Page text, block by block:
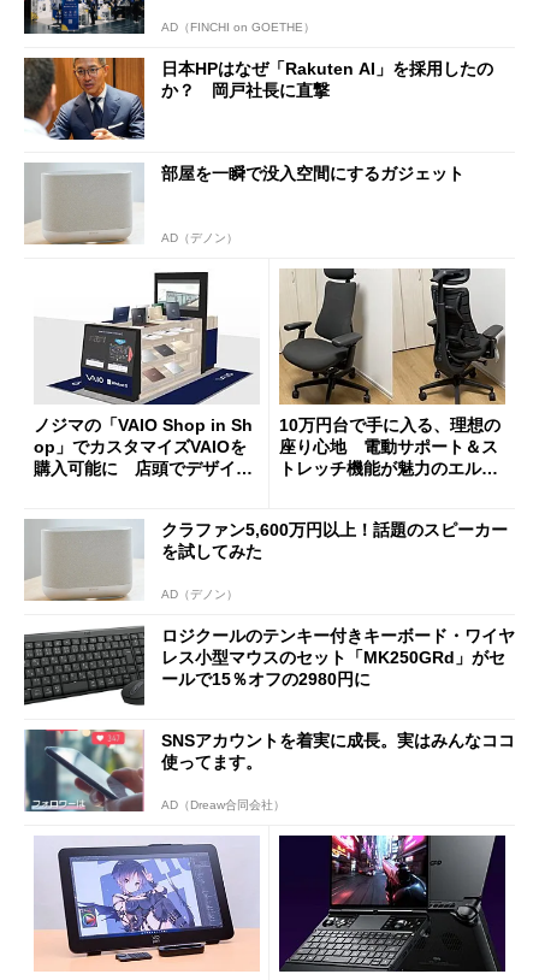
AD（FINCHI on GOETHE）
日本HPはなぜ「Rakuten AI」を採用したの
か？ 岡戸社長に直撃
部屋を一瞬で没入空間にするガジェット
AD（デノン）
ノジマの「VAIO Shop in Sh
op」でカスタマイズVAIOを
購入可能に 店頭でデザイン
10万円台で手に入る、理想の
座り心地 電動サポート＆ス
トレッチ機能が魅力のエルゴ
クラファン5,600万円以上！話題のスピーカー
を試してみた
AD（デノン）
ロジクールのテンキー付きキーボード・ワイヤ
レス小型マウスのセット「MK250GRd」がセ
ールで15％オフの2980円に
SNSアカウントを着実に成長。実はみんなココ
使ってます。
AD（Dreaw合同会社）